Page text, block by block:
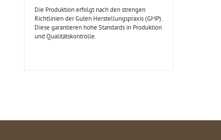
Die Produktion erfolgt nach den strengen
Richtlinien der Guten Herstellungspraxis (GMP).
Diese garantieren hohe Standards in Produktion
und Qualitätskontrolle.